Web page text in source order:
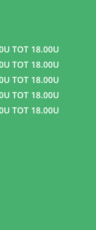
TOT 18.00U
TOT 18.00U
TOT 18.00U
TOT 18.00U
TOT 18.00U